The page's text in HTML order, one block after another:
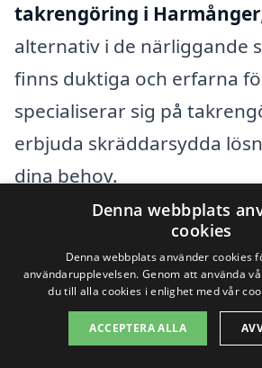
takrengöring i Harmånger
alternativ i de närliggande
finns duktiga och erfarna
specialiserar sig på
erbjuda skräddarsydda
dina behov.
Exempel på städer där du
professionella
inkluderar:
Denna webbplats
cookies
Denna webbplats använder cookies
användarupplevelsen. Genom att använda
du till alla cookies i enlighet med vår
ACCEPTERA ALLA